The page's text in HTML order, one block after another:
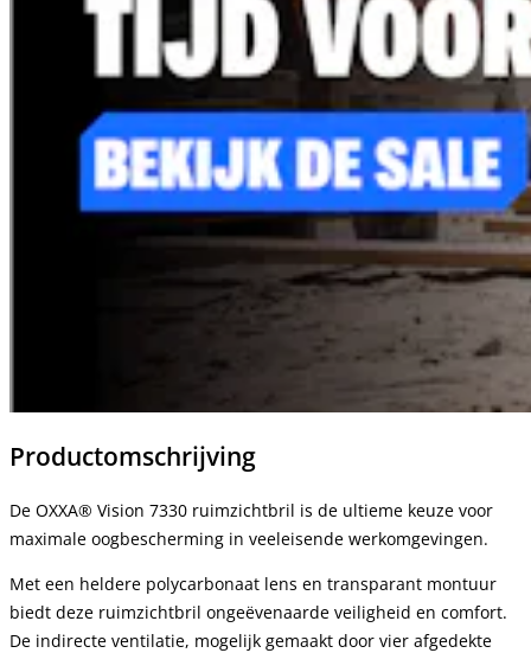
Productomschrijving
De OXXA® Vision 7330 ruimzichtbril is de ultieme keuze voor
maximale oogbescherming in veeleisende werkomgevingen.
Met een heldere polycarbonaat lens en transparant montuur
biedt deze ruimzichtbril ongeëvenaarde veiligheid en comfort.
De indirecte ventilatie, mogelijk gemaakt door vier afgedekte